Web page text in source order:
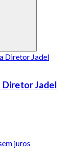
Diretor Jadel
juros